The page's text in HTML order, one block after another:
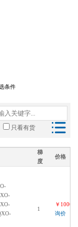
条件
只看有货
梯
度
价格
1
￥
询价